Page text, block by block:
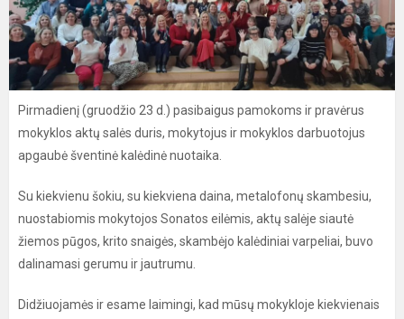
Pirmadienį (gruodžio 23 d.) pasibaigus pamokoms ir pravėrus
mokyklos aktų salės duris, mokytojus ir mokyklos darbuotojus
apgaubė šventinė kalėdinė nuotaika.
Su kiekvienu šokiu, su kiekviena daina, metalofonų skambesiu,
nuostabiomis mokytojos Sonatos eilėmis, aktų salėje siautė
žiemos pūgos, krito snaigės, skambėjo kalėdiniai varpeliai, buvo
dalinamasi gerumu ir jautrumu.
Didžiuojamės ir esame laimingi, kad mūsų mokykloje kiekvienais